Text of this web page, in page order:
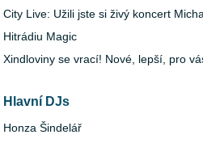
City Live: Užili jste si živý koncert
Hitrádiu Magic
Xindloviny se vrací! Nové, lepší, pro
Hlavní DJs
Honza Šindelář